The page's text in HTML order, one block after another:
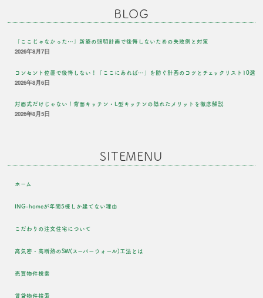
BLOG
「ここじゃなかった…」新築の照明計画で後悔しないための失敗例と対策
2026年8月7日
コンセント位置で後悔しない！「ここにあれば…」を防ぐ計画のコツとチェックリスト10選
2026年8月6日
対面式だけじゃない！背面キッチン・L型キッチンの隠れたメリットを徹底解説
2026年8月5日
SITEMENU
ホーム
ING-homeが年間5棟しか建てない理由
こだわりの注文住宅について
高気密・高断熱のSW(スーパーウォール)工法とは
売買物件検索
賃貸物件検索